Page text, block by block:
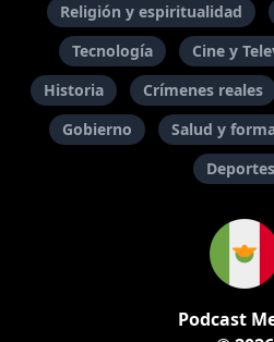
Religión y espiritualidad
Tecnología
Cine y
Historia
Crímenes reales
Gobierno
Salud y
Deportes
Podcast